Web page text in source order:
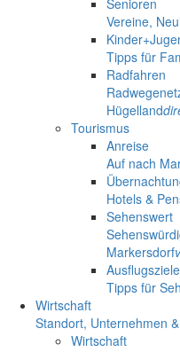
Vereine,
Tipps für
Radfahren
Hügelland
Tourismus
Anreise
Auf nach
Hotels &
Sehenswert
Markersdorf
Tipps für
Wirtschaft
Standort, Unternehmen
Wirtschaft